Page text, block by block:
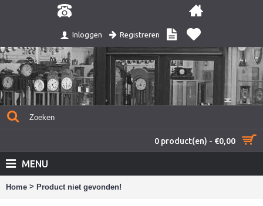
Inloggen Registreren
0 product(en) - €0,00
MENU
Home > Product niet gevonden!